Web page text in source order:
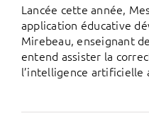
Lancée cette année,
application éducative
Mirebeau, enseignant
entend assister la
l’intelligence artificielle